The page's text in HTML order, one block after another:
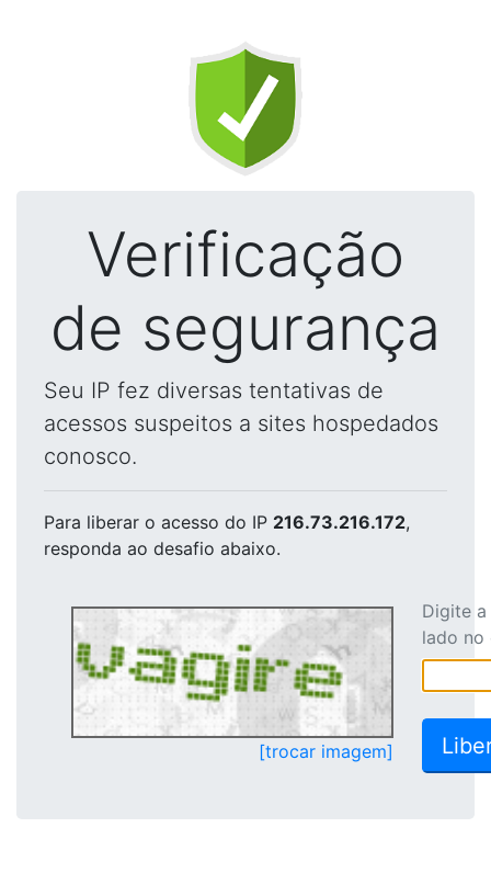
Verificação
de segurança
Seu IP fez diversas tentativas de
acessos suspeitos a sites hospedados
conosco.
Para liberar o acesso do IP 216.73.216.172,
responda ao desafio abaixo.
[trocar imagem]
Digite
lado no